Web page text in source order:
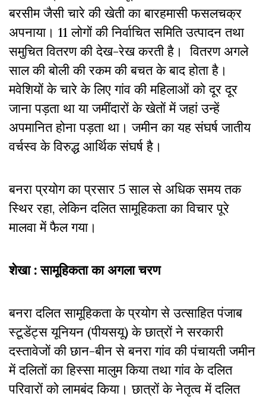
बरसीम जैसी चारे की खेती का बारहमासी फसलचक्र
अपनाया। 11 लोगों की निर्वाचित समिति उत्पादन तथा
समुचित वितरण की देख-रेख करती है। वितरण अगले
साल की बोली की रकम की बचत के बाद होता है।
मवेशियों के चारे के लिए गांव की महिलाओं को दूर दूर
जाना पड़ता था या जमींदारों के खेतों में जहां उन्हें
अपमानित होना पड़ता था। जमीन का यह संघर्ष जातीय
वर्चस्व के विरुद्ध आर्थिक संघर्ष है।
बनरा प्रयोग का प्रसार 5 साल से अधिक समय तक
स्थिर रहा, लेकिन दलित सामूहिकता का विचार पूरे
मालवा में फैल गया।
शेखा : सामूहिकता का अगला चरण
बनरा दलित सामूहिकता के प्रयोग से उत्साहित पंजाब
स्टूडेंट्स यूनियन (पीयसयू) के छात्रों ने सरकारी
दस्तावेजों की छान-बीन से बनरा गांव की पंचायती जमीन
में दलितों का हिस्सा मालुम किया तथा गांव के दलित
परिवारों को लामबंद किया। छात्रों के नेतृत्व में दलित